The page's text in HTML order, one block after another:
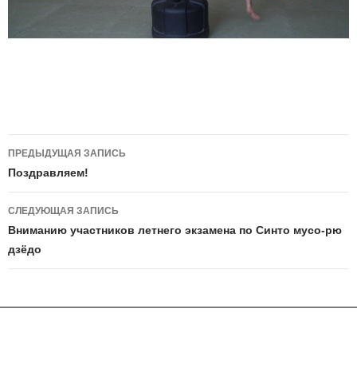
Навигация
по
записям
ПРЕДЫДУЩАЯ ЗАПИСЬ
Поздравляем!
СЛЕДУЮЩАЯ ЗАПИСЬ
Вниманию участников летнего экзамена по Синто мусо-рю
дзёдо